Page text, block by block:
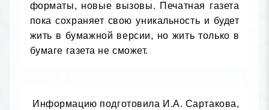
форматы, новые вызовы. Печатная газета
пока сохраняет свою уникальность и будет
жить в бумажной версии, но жить только в
бумаге газета не сможет.
Информацию подготовила И.А. Сартакова,